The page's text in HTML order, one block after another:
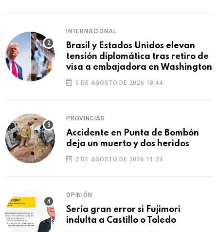
INTERNACIONAL
Brasil y Estados Unidos elevan
tensión diplomática tras retiro de
visa a embajadora en Washington
5 DE AGOSTO DE 2026 18:44
PROVINCIAS
Accidente en Punta de Bombón
deja un muerto y dos heridos
2 DE AGOSTO DE 2026 11:24
OPINIÓN
Sería gran error si Fujimori
indulta a Castillo o Toledo